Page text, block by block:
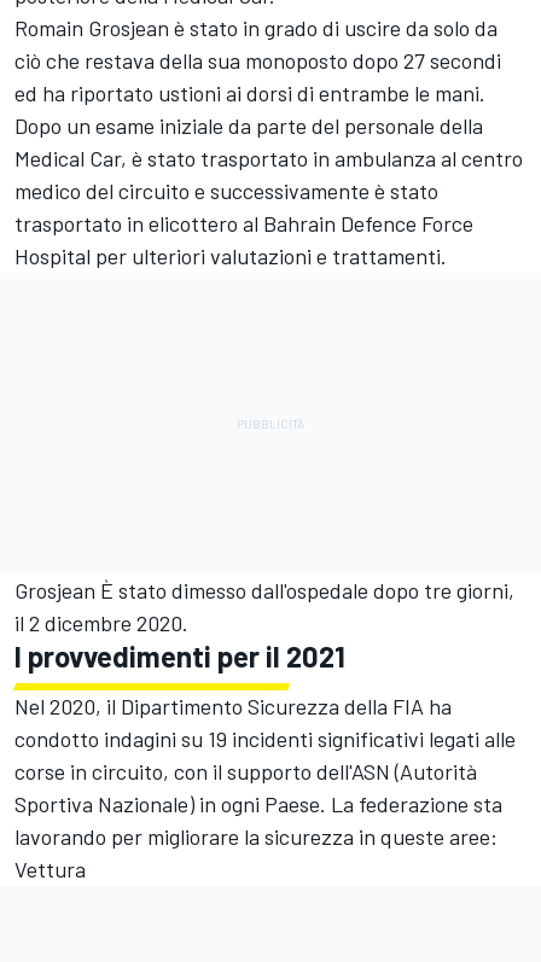
Romain Grosjean è stato in grado di uscire da solo da
ciò che restava della sua monoposto dopo 27 secondi
ed ha riportato ustioni ai dorsi di entrambe le mani.
Dopo un esame iniziale da parte del personale della
Medical Car, è stato trasportato in ambulanza al centro
medico del circuito e successivamente è stato
trasportato in elicottero al Bahrain Defence Force
Hospital per ulteriori valutazioni e trattamenti.
Grosjean È stato dimesso dall'ospedale dopo tre giorni,
il 2 dicembre 2020.
I provvedimenti per il 2021
Nel 2020, il Dipartimento Sicurezza della FIA ha
condotto indagini su 19 incidenti significativi legati alle
corse in circuito, con il supporto dell'ASN (Autorità
Sportiva Nazionale) in ogni Paese. La federazione sta
lavorando per migliorare la sicurezza in queste aree:
Vettura